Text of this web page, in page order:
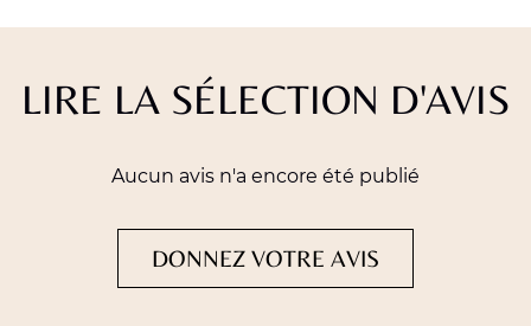
LIRE LA SÉLECTION D'AVIS
Aucun avis n'a encore été publié
DONNEZ VOTRE AVIS